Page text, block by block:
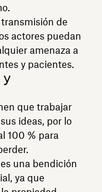
de
actores puedan
amenaza a
y pacientes.
y
que trabajar
ideas, por lo
100 % para
una bendición
ya que